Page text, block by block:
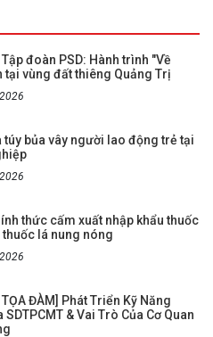
đoàn PSD: Hành trình "Về
tại vùng đất thiêng Quảng Trị
túy bủa vây người lao động trẻ tại
thức cấm xuất nhập khẩu thuốc
thuốc lá nung nóng
TỌA ĐÀM] Phát Triển Kỹ Năng
& Vai Trò Của Cơ Quan